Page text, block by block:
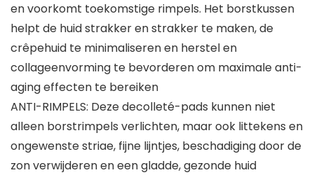
en voorkomt toekomstige rimpels. Het borstkussen
helpt de huid strakker en strakker te maken, de
crêpehuid te minimaliseren en herstel en
collageenvorming te bevorderen om maximale anti-
aging effecten te bereiken
ANTI-RIMPELS: Deze decolleté-pads kunnen niet
alleen borstrimpels verlichten, maar ook littekens en
ongewenste striae, fijne lijntjes, beschadiging door de
zon verwijderen en een gladde, gezonde huid